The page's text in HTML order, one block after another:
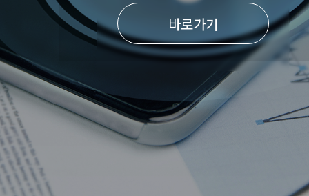
바로가기